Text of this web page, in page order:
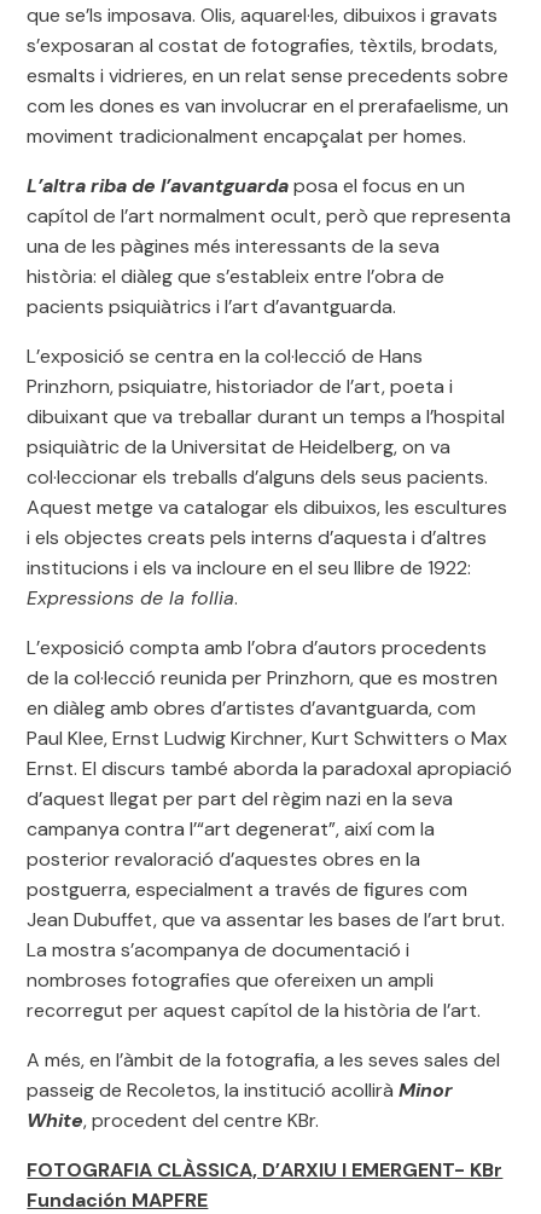
que se’ls imposava. Olis, aquarel·les, dibuixos i gravats
s’exposaran al costat de fotografies, tèxtils, brodats,
esmalts i vidrieres, en un relat sense precedents sobre
com les dones es van involucrar en el prerafaelisme, un
moviment tradicionalment encapçalat per homes.
L’altra riba de l’avantguardaposa el focus en un
capítol de l’art normalment ocult, però que representa
una de les pàgines més interessants de la seva
història: el diàleg que s’estableix entre l’obra de
pacients psiquiàtrics i l’art d’avantguarda.
L’exposició se centra en la col·lecció de Hans
Prinzhorn, psiquiatre, historiador de l’art, poeta i
dibuixant que va treballar durant un temps a l’hospital
psiquiàtric de la Universitat de Heidelberg, on va
col·leccionar els treballs d’alguns dels seus pacients.
Aquest metge va catalogar els dibuixos, les escultures
i els objectes creats pels interns d’aquesta i d’altres
institucions i els va incloure en el seu llibre de 1922:
Expressions de la follia.
L’exposició compta amb l’obra d’autors procedents
de la col·lecció reunida per Prinzhorn, que es mostren
en diàleg amb obres d’artistes d’avantguarda, com
Paul Klee, Ernst Ludwig Kirchner, Kurt Schwitters o Max
Ernst. El discurs també aborda la paradoxal apropiació
d’aquest llegat per part del règim nazi en la seva
campanya contra l’“art degenerat”, així com la
posterior revaloració d’aquestes obres en la
postguerra, especialment a través de figures com
Jean Dubuffet, que va assentar les bases de l’art brut.
La mostra s’acompanya de documentació i
nombroses fotografies que ofereixen un ampli
recorregut per aquest capítol de la història de l’art.
A més, en l’àmbit de la fotografia, a les seves sales del
passeig de Recoletos, la institució acolliràMinor
White, procedent del centre KBr.
FOTOGRAFIA CLÀSSICA, D’ARXIU I EMERGENT- KBr
Fundación MAPFRE